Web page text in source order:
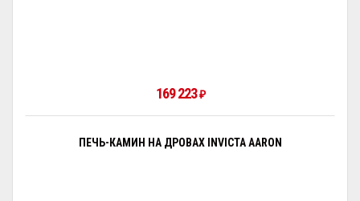
169 223₽
ПЕЧЬ-КАМИН НА ДРОВАХ INVICTA AARON